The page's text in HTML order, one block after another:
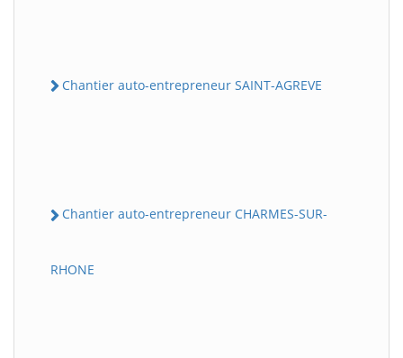
Chantier auto-entrepreneur SAINT-AGREVE
Chantier auto-entrepreneur CHARMES-SUR-
RHONE